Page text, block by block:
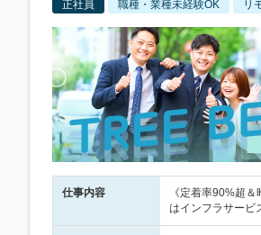
正社員 職種・業種未経験OK リ
仕事内容
《定着率90%超
はインフラサービ